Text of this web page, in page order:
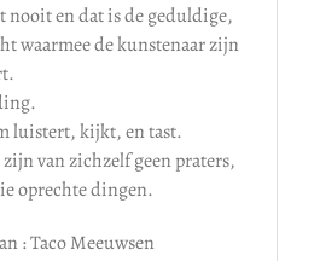
nooit en dat is de geduldige,
waarmee de kunstenaar zijn
luistert, kijkt, en tast.
van zichzelf geen praters,
oprechte dingen.
: Taco Meeuwsen